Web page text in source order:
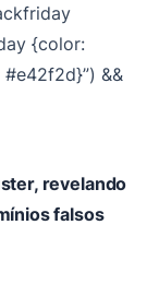
{color:
&&
revelando
falsos